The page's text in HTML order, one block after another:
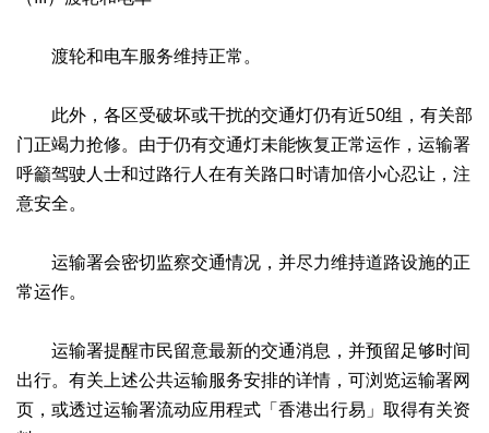
渡轮和电车服务维持正常。
此外，各区受破坏或干扰的交通灯仍有近50组，有关部
门正竭力抢修。由于仍有交通灯未能恢复正常运作，运输署
呼籲驾驶人士和过路行人在有关路口时请加倍小心忍让，注
意安全。
运输署会密切监察交通情况，并尽力维持道路设施的正
常运作。
运输署提醒市民留意最新的交通消息，并预留足够时间
出行。有关上述公共运输服务安排的详情，可浏览运输署网
页，或透过运输署流动应用程式「香港出行易」取得有关资